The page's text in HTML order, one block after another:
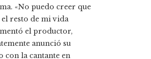
«No puedo creer que
el resto de mi vida
el productor,
anunció su
con la cantante en